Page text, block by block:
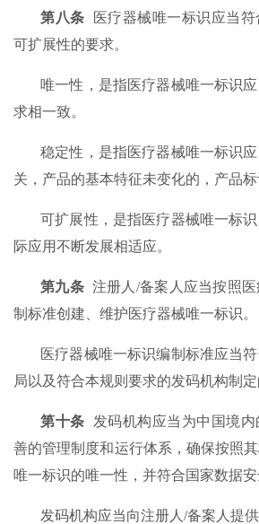
第八条 医疗器械唯一标识应当
可扩展性的要求。
唯一性，是指医疗器械唯一标识
求相一致。
稳定性，是指医疗器械唯一标识
关，产品的基本特征未变化的，产品标
可扩展性，是指医疗器械唯一标
际应用不断发展相适应。
第九条注册人/备案人应当按照医
制标准创建、维护医疗器械唯一标识。
医疗器械唯一标识编制标准应当
局以及符合本规则要求的发码机构制定
第十条 发码机构应当为中国境
善的管理制度和运行体系，确保按照
唯一标识的唯一性，并符合国家数据安
发码机构应当向注册人/备案人提